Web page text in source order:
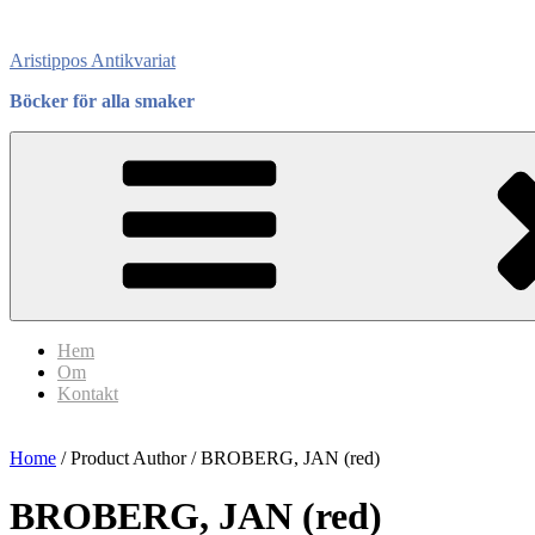
content
Aristippos Antikvariat
Böcker för alla smaker
Hem
Om
Kontakt
Home / Product Author / BROBERG, JAN (red)
BROBERG, JAN (red)